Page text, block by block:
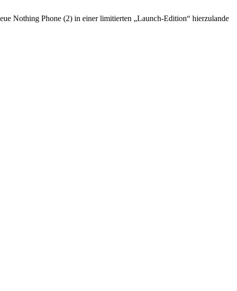
Nothing Phone (2) in einer limitierten „Launch-Edition“ hierzulande